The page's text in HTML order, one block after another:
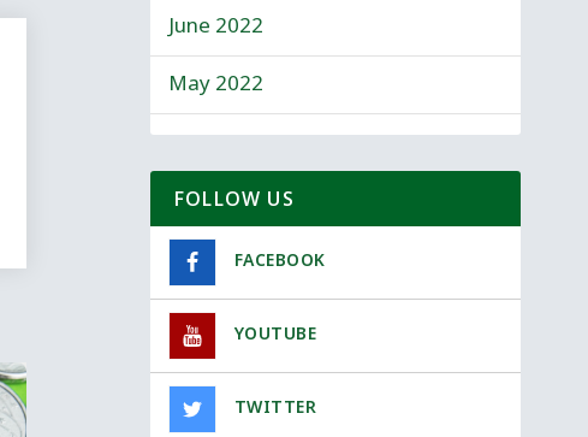
June 2022
May 2022
FOLLOW US
FACEBOOK
YOUTUBE
TWITTER